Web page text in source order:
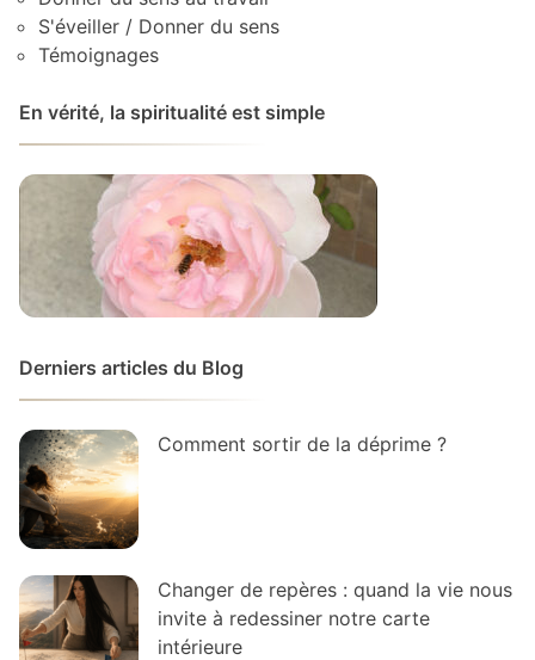
S'éveiller / Donner du sens
Témoignages
En vérité, la spiritualité est simple
Derniers articles du Blog
Comment sortir de la déprime ?
Changer de repères : quand la vie nous
invite à redessiner notre carte
intérieure